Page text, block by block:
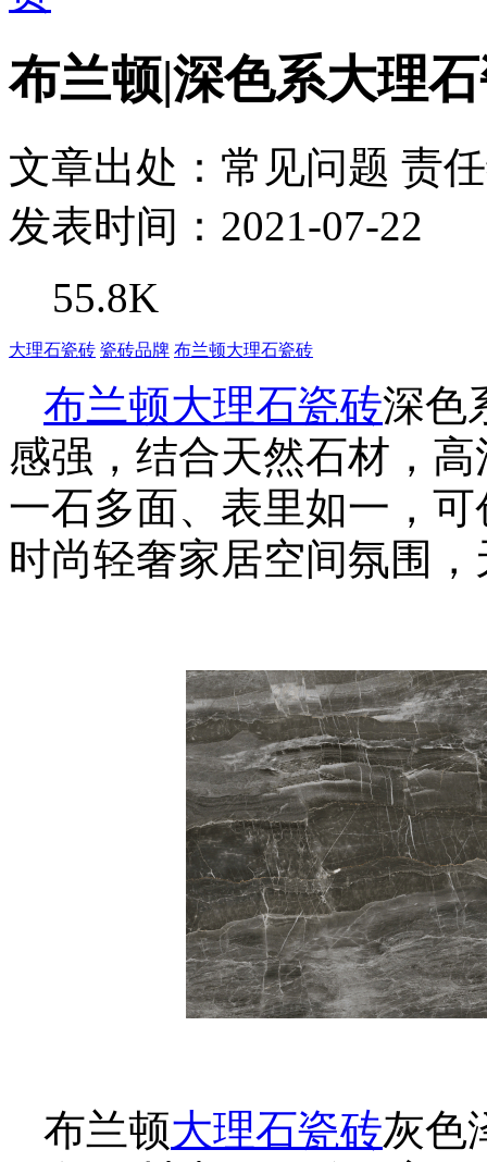
布兰顿|深色系大理
文章出处：常见问题 责
发表时间：2021-07-22
55.8K
大理石瓷砖 瓷砖品牌 布兰顿大理石瓷砖
布兰顿大理石瓷砖深色
感强，结合天然石材，
一石多面、表里如一，
时尚轻奢家居空间氛围
布兰顿大理石瓷砖灰色